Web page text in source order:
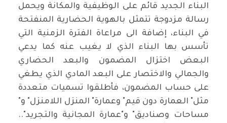
البناء الجديد قائم على الوظيفية والمكانة ويحمل
رسالة مزدوجة تتمثل بالهوية الحضارية المنفتحة
في البناء، إضافة الى مراعاة الفترة الزمنية التي
تأسس بها البناء الذي لا يغيب عنه كما يدعي
البعض اختزال المضمون والبعد الحضاري
والجمالي والاختصار على البعد المادي الذي يطغي
على حساب المضمون، فأطلقوا تسميات متعددة
مثل" العمارة دون قيم" وعمارة" المنزل اللامنزل" و"
مساحات وصناديق" و"عمارة المجانية والتجريد"..